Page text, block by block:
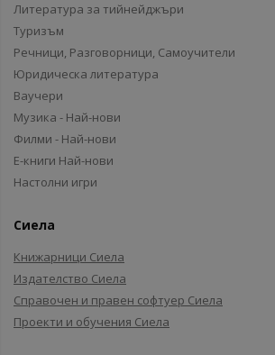
Литература за тийнейджъри
Туризъм
Речници, Разговорници, Самоучители
Юридическа литература
Ваучери
Музика - Най-нови
Филми - Най-нови
Е-книги Най-нови
Настолни игри
Сиела
Книжарници Сиела
Издателство Сиела
Справочен и правен софтуер Сиела
Проекти и обучения Сиела